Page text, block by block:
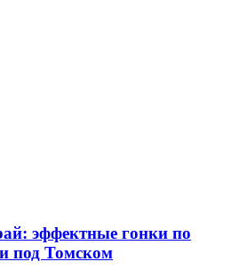
эффектные гонки по
под Томском